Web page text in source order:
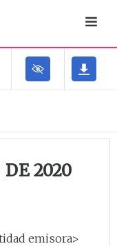
DE 2020
emisora>